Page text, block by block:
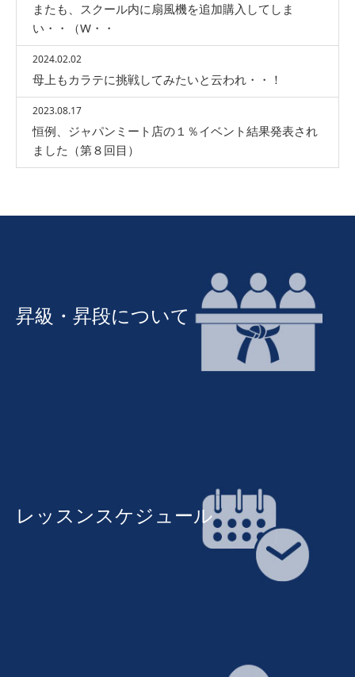
またも、スクール内に扇風機を追加購入してしま
い・・（W・・
2024.02.02
母上もカラテに挑戦してみたいと云われ・・！
2023.08.17
恒例、ジャパンミート店の１％イベント結果発表され
ました（第８回目）
昇級・昇段について
レッスンスケジュール